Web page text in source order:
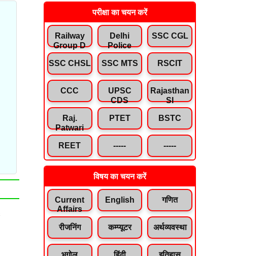
परीक्षा का चयन करें
Railway
Group D
Delhi
Police
SSC CGL
SSC CHSL SSC MTS RSCIT
CCC
UPSC
CDS
Rajasthan
SI
Raj.
Patwari
PTET BSTC
REET ----- -----
विषय का चयन करें
Current
Affairs
English गणित
रीजनिंग कम्प्यूटर अर्थव्यवस्था